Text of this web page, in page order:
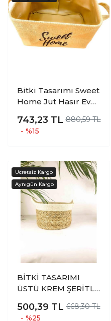
Bitki Tasarımı Sweet
Home Jüt Hasır Ev
Banyo Salon Sepeti
Katlanır Sıvı
743,23 TL 880,59 TL
- %15
BİTKİ TASARIMI
ÜSTÜ KREM ŞERİTLİ
KÜÇÜK
500,39 TL 668,30 TL
- %25